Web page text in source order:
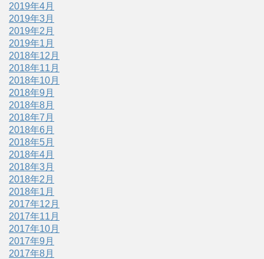
2019年4月
2019年3月
2019年2月
2019年1月
2018年12月
2018年11月
2018年10月
2018年9月
2018年8月
2018年7月
2018年6月
2018年5月
2018年4月
2018年3月
2018年2月
2018年1月
2017年12月
2017年11月
2017年10月
2017年9月
2017年8月